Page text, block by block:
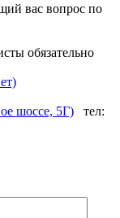
вас вопрос по
обязательно
шоссе, 5Г)
тел: